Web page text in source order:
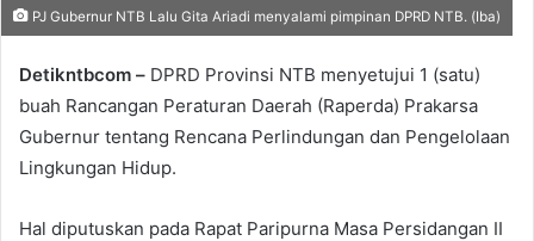
an
PJ Gubernur NTB Lalu Gita Ariadi menyalami pimpinan DPRD NTB. (Iba)
Detikntbcom – DPRD Provinsi NTB menyetujui 1 (satu)
buah Rancangan Peraturan Daerah (Raperda) Prakarsa
Gubernur tentang Rencana Perlindungan dan Pengelolaan
Lingkungan Hidup.
Hal diputuskan pada Rapat Paripurna Masa Persidangan II